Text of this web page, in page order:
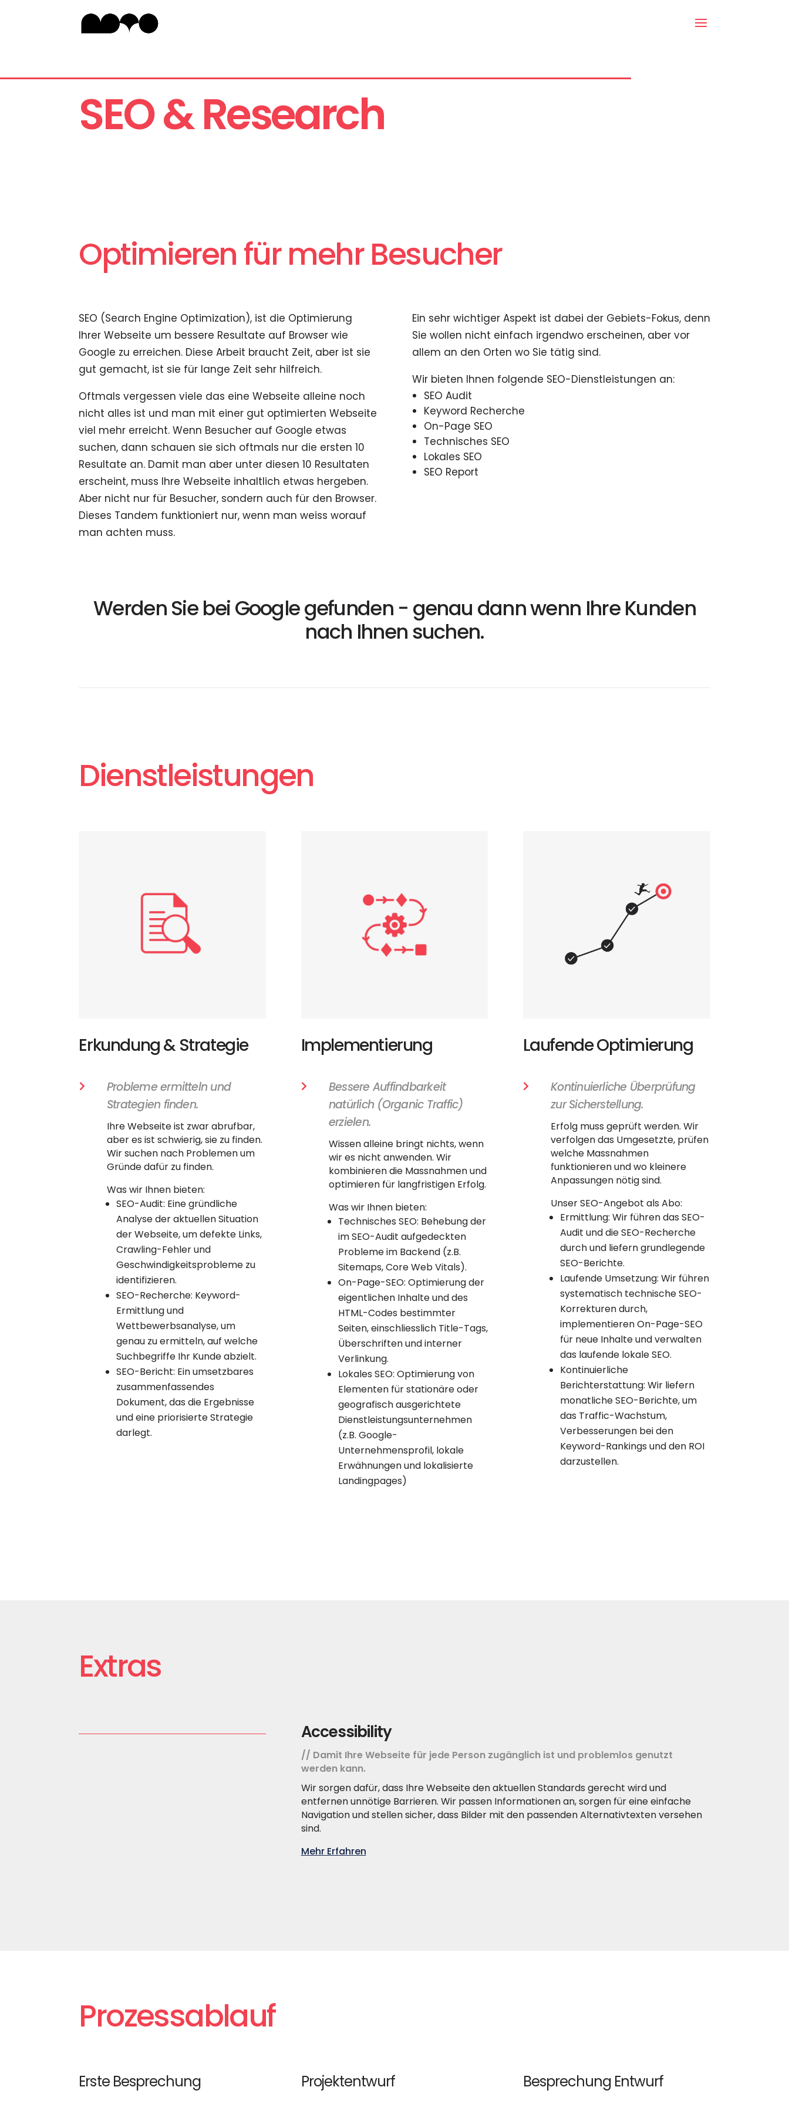
SEO & Research
Optimieren für mehr Besucher
SEO (Search Engine Optimization), ist die Optimierung
Ihrer Webseite um bessere Resultate auf Browser wie
Google zu erreichen. Diese Arbeit braucht Zeit, aber ist sie
gut gemacht, ist sie für lange Zeit sehr hilfreich.
Oftmals vergessen viele das eine Webseite alleine noch
nicht alles ist und man mit einer gut optimierten Webseite
viel mehr erreicht. Wenn Besucher auf Google etwas
suchen, dann schauen sie sich oftmals nur die ersten 10
Resultate an. Damit man aber unter diesen 10 Resultaten
erscheint, muss Ihre Webseite inhaltlich etwas hergeben.
Aber nicht nur für Besucher, sondern auch für den Browser.
Dieses Tandem funktioniert nur, wenn man weiss worauf
man achten muss.
Ein sehr wichtiger Aspekt ist dabei der Gebiets-Fokus, denn
Sie wollen nicht einfach irgendwo erscheinen, aber vor
allem an den Orten wo Sie tätig sind.
Wir bieten Ihnen folgende SEO-Dienstleistungen an:
SEO Audit
Keyword Recherche
On-Page SEO
Technisches SEO
Lokales SEO
SEO Report
Werden Sie bei Google gefunden - genau dann wenn Ihre Kunden
nach Ihnen suchen.
Dienstleistungen
Erkundung & Strategie

Probleme ermitteln und
Strategien finden.
Ihre Webseite ist zwar abrufbar,
aber es ist schwierig, sie zu finden.
Wir suchen nach Problemen um
Gründe dafür zu finden.
Was wir Ihnen bieten:
SEO-Audit: Eine gründliche
Analyse der aktuellen Situation
der Webseite, um defekte Links,
Crawling-Fehler und
Geschwindigkeitsprobleme zu
identifizieren.
SEO-Recherche: Keyword-
Ermittlung und
Wettbewerbsanalyse, um
genau zu ermitteln, auf welche
Suchbegriffe Ihr Kunde abzielt.
SEO-Bericht: Ein umsetzbares
zusammenfassendes
Dokument, das die Ergebnisse
und eine priorisierte Strategie
darlegt.
Implementierung

Bessere Auffindbarkeit
natürlich (Organic Traffic)
erzielen.
Wissen alleine bringt nichts, wenn
wir es nicht anwenden. Wir
kombinieren die Massnahmen und
optimieren für langfristigen Erfolg.
Was wir Ihnen bieten:
Technisches SEO: Behebung der
im SEO-Audit aufgedeckten
Probleme im Backend (z.B.
Sitemaps, Core Web Vitals).
On-Page-SEO: Optimierung der
eigentlichen Inhalte und des
HTML-Codes bestimmter
Seiten, einschliesslich Title-Tags,
Überschriften und interner
Verlinkung.
Lokales SEO: Optimierung von
Elementen für stationäre oder
geografisch ausgerichtete
Dienstleistungsunternehmen
(z.B. Google-
Unternehmensprofil, lokale
Erwähnungen und lokalisierte
Landingpages)
Laufende Optimierung

Kontinuierliche Überprüfung
zur Sicherstellung.
Erfolg muss geprüft werden. Wir
verfolgen das Umgesetzte, prüfen
welche Massnahmen
funktionieren und wo kleinere
Anpassungen nötig sind.
Unser SEO-Angebot als Abo:
Ermittlung: Wir führen das SEO-
Audit und die SEO-Recherche
durch und liefern grundlegende
SEO-Berichte.
Laufende Umsetzung: Wir führen
systematisch technische SEO-
Korrekturen durch,
implementieren On-Page-SEO
für neue Inhalte und verwalten
das laufende lokale SEO.
Kontinuierliche
Berichterstattung: Wir liefern
monatliche SEO-Berichte, um
das Traffic-Wachstum,
Verbesserungen bei den
Keyword-Rankings und den ROI
darzustellen.
Extras
Accessibility
// Damit Ihre Webseite für jede Person zugänglich ist und problemlos genutzt
werden kann.
Wir sorgen dafür, dass Ihre Webseite den aktuellen Standards gerecht wird und
entfernen unnötige Barrieren. Wir passen Informationen an, sorgen für eine einfache
Navigation und stellen sicher, dass Bilder mit den passenden Alternativtexten versehen
sind.
Mehr Erfahren
Prozessablauf
Erste Besprechung Projektentwurf Besprechung Entwurf